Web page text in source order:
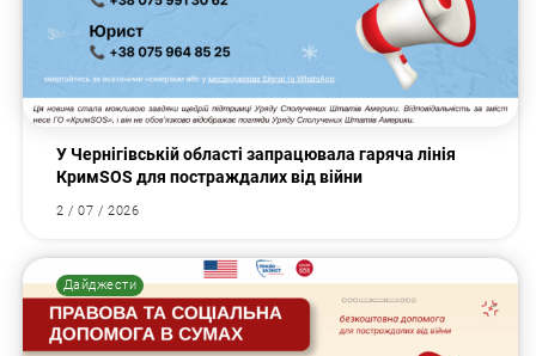
У Чернігівській області запрацювала гаряча лінія
КримSOS для постраждалих від війни
2 / 07 / 2026
Дайджести